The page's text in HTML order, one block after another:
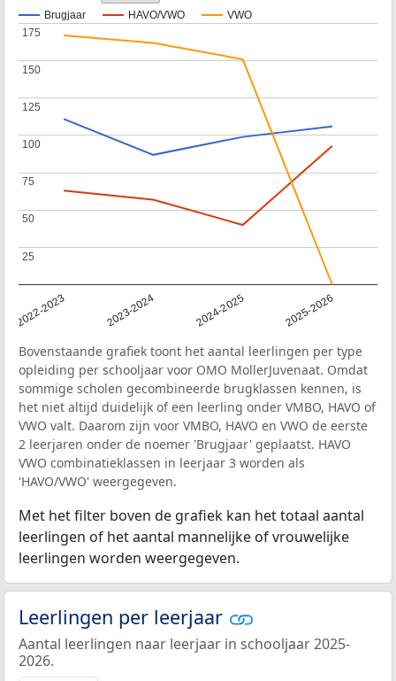
Brugjaar HAVO/VWO VWO
2022-2023 2023-2024 2024-2025 2025-2026
25
25
50
50
75
75
100
100
125
125
150
150
175
175
Bovenstaande grafiek toont het aantal leerlingen per type
opleiding per schooljaar voor OMO MollerJuvenaat. Omdat
sommige scholen gecombineerde brugklassen kennen, is
het niet altijd duidelijk of een leerling onder VMBO, HAVO of
VWO valt. Daarom zijn voor VMBO, HAVO en VWO de eerste
2 leerjaren onder de noemer 'Brugjaar' geplaatst. HAVO
VWO combinatieklassen in leerjaar 3 worden als
'HAVO/VWO' weergegeven.
Met het filter boven de grafiek kan het totaal aantal
leerlingen of het aantal mannelijke of vrouwelijke
leerlingen worden weergegeven.
Leerlingen per leerjaar
Aantal leerlingen naar leerjaar in schooljaar 2025-
2026.